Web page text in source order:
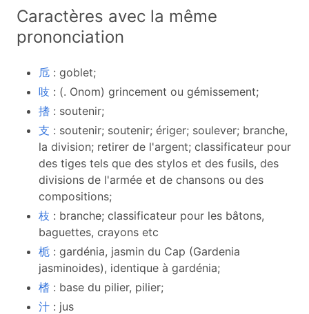
Caractères avec la même
prononciation
卮 : goblet;
吱 : (. Onom) grincement ou gémissement;
搘 : soutenir;
支 : soutenir; soutenir; ériger; soulever; branche,
la division; retirer de l'argent; classificateur pour
des tiges tels que des stylos et des fusils, des
divisions de l'armée et de chansons ou des
compositions;
枝 : branche; classificateur pour les bâtons,
baguettes, crayons etc
栀 : gardénia, jasmin du Cap (Gardenia
jasminoides), identique à gardénia;
榰 : base du pilier, pilier;
汁 : jus